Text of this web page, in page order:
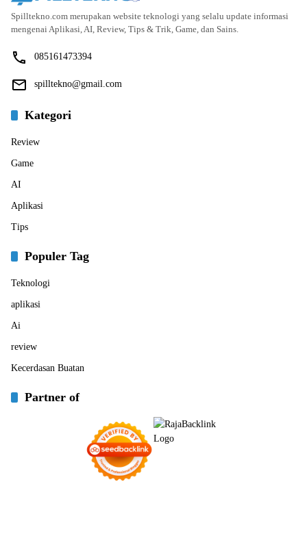
Spilltekno.com merupakan website teknologi yang selalu update informasi
mengenai Aplikasi, AI, Review, Tips & Trik, Game, dan Sains.
085161473394
spilltekno@gmail.com
Kategori
Review
Game
AI
Aplikasi
Tips
Populer Tag
Teknologi
aplikasi
Ai
review
Kecerdasan Buatan
Partner of